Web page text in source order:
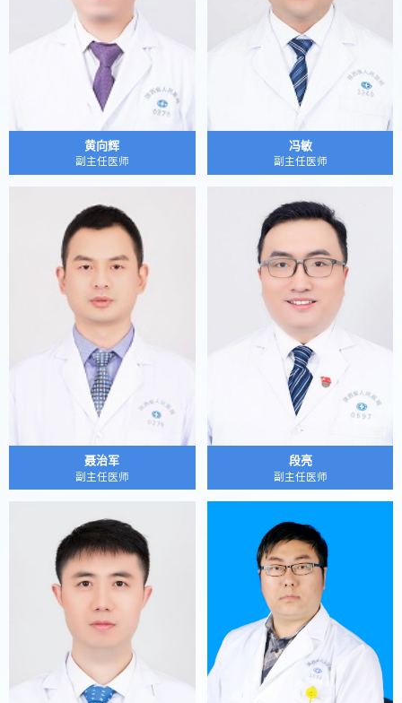
黄向辉
副主任医师
冯敏
副主任医师
聂治军
副主任医师
段亮
副主任医师